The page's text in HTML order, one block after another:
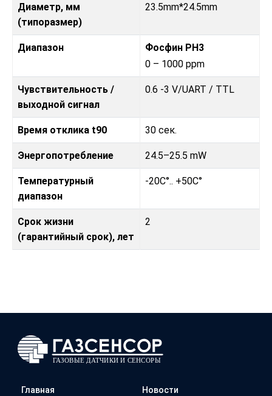
Диаметр, мм
(типоразмер)
23.5mm*24.5mm
Диапазон
Фосфин PH3
0 – 1000 ppm
Чувствительность /
выходной сигнал
0.6 -3 V/UART / TTL
Время отклика t90 30 сек.
Энергопотребление 24.5–25.5 mW
Температурный
диапазон
-20C°.. +50C°
Срок жизни
(гарантийный срок), лет
2
Главная Новости